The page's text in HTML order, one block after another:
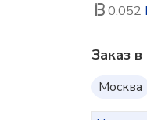
0.052
Заказ
Москва